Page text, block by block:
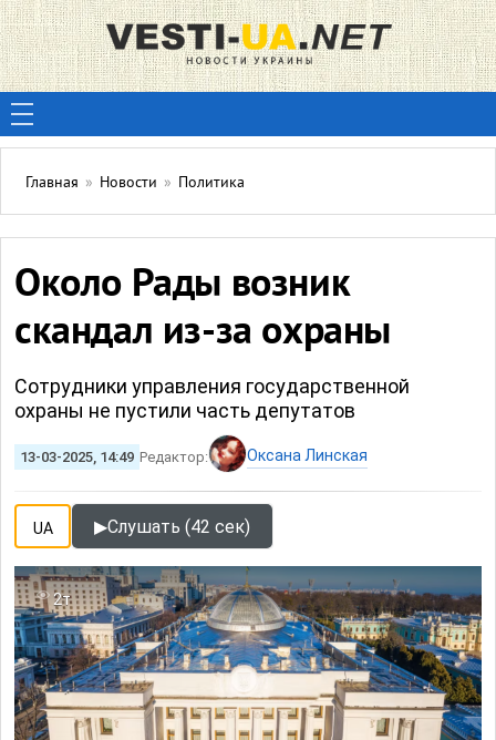
Главная » Новости » Политика
Около Рады возник
скандал из-за охраны
Сотрудники управления государственной
охраны не пустили часть депутатов
13-03-2025, 14:49 Редактор: Оксана Линская
UA ▶Слушать (42 сек)
2т